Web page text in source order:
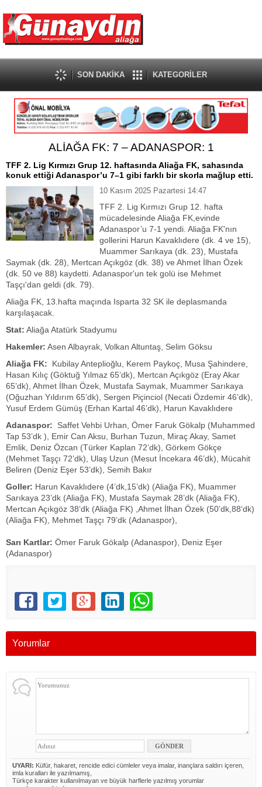
SON DAKİKA KATEGORİLER
ALİAĞA FK: 7 – ADANASPOR: 1
TFF 2. Lig Kırmızı Grup 12. haftasında Aliağa FK, sahasında
konuk ettiği Adanaspor’u 7–1 gibi farklı bir skorla mağlup etti.
10 Kasım 2025 Pazartesi 14:47
TFF 2. Lig Kırmızı Grup 12. hafta
mücadelesinde Aliağa FK,evinde
Adanaspor’u 7-1 yendi. Aliağa FK'nın
gollerini Harun Kavaklıdere (dk. 4 ve 15),
Muammer Sarıkaya (dk. 23), Mustafa
Saymak (dk. 28), Mertcan Açıkgöz (dk. 38) ve Ahmet İlhan Özek
(dk. 50 ve 88) kaydetti. Adanaspor'un tek golü ise Mehmet
Taşçı'dan geldi (dk. 79).
Aliağa FK, 13.hafta maçında Isparta 32 SK ile deplasmanda
karşılaşacak.
Stat: Aliağa Atatürk Stadyumu
Hakemler: Asen Albayrak, Volkan Altuntaş, Selim Göksu
Aliağa FK:
Kubilay Anteplioğlu, Kerem Paykoç, Musa Şahindere,
Hasan Kılıç (Göktuğ Yılmaz 65’dk), Mertcan Açıkgöz (Eray Akar
65’dk), Ahmet İlhan Özek, Mustafa Saymak, Muammer Sarıkaya
(Oğuzhan Yıldırım 65’dk), Sergen Piçinciol (Necati Özdemir 46’dk),
Yusuf Erdem Gümüş (Erhan Kartal 46’dk), Harun Kavaklıdere
Adanaspor: Saffet Vehbi Urhan, Ömer Faruk Gökalp (Muhammed
Tap 53’dk ), Emir Can Aksu, Burhan Tuzun, Miraç Akay, Samet
Emlik, Deniz Özcan (Türker Kaplan 72’dk), Görkem Gökçe
(Mehmet Taşçı 72’dk), Ulaş Uzun (Mesut İncekara 46’dk), Mücahit
Beliren (Deniz Eşer 53’dk), Semih Bakır
Goller: Harun Kavaklıdere (4’dk,15’dk) (Aliağa FK), Muammer
Sarıkaya 23’dk (Aliağa FK), Mustafa Saymak 28’dk (Aliağa FK),
Mertcan Açıkgöz 38‘dk (Aliağa FK) ,Ahmet İlhan Özek (50’dk,88‘dk)
(Aliağa FK), Mehmet Taşçı 79’dk (Adanaspor),
Sarı Kartlar: Ömer Faruk Gökalp (Adanaspor), Deniz Eşer
(Adanaspor)
Yorumlar
UYARI: Küfür, hakaret, rencide edici cümleler veya imalar, inançlara saldırı içeren,
imla kuralları ile yazılmamış,
Türkçe karakter kullanılmayan ve büyük harflerle yazılmış yorumlar